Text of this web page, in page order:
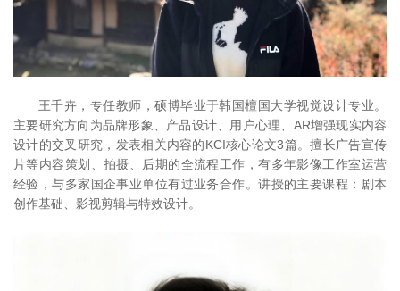
王千卉，专任教师，硕博毕业于韩国檀国大学视觉设计专业。
主要研究方向为品牌形象、产品设计、用户心理、AR增强现实内容
设计的交叉研究，发表相关内容的KCI核心论文3篇。擅长广告宣传
片等内容策划、拍摄、后期的全流程工作，有多年影像工作室运营
经验，与多家国企事业单位有过业务合作。讲授的主要课程：剧本
创作基础、影视剪辑与特效设计。